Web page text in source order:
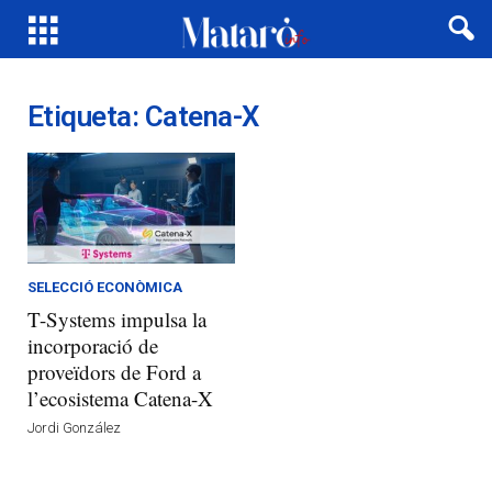
Etiqueta: Catena-X
SELECCIÓ ECONÒMICA
T-Systems impulsa la
incorporació de
proveïdors de Ford a
l’ecosistema Catena-X
Jordi González